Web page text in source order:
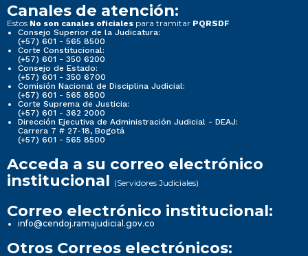
Canales de atención:
Estos No son canales oficiales para tramitar PQRSDF
Consejo Superior de la Judicatura:
(+57) 601 - 565 8500
Corte Constitucional:
(+57) 601 - 350 6200
Consejo de Estado:
(+57) 601 - 350 6700
Comisión Nacional de Disciplina Judicial:
(+57) 601 - 565 8500
Corte Suprema de Justicia:
(+57) 601 - 362 2000
Dirección Ejecutiva de Administración Judicial - DEAJ:
Carrera 7 # 27-18, Bogotá
(+57) 601 - 565 8500
Acceda a su correo electrónico
institucional (Servidores Judiciales)
Correo electrónico institucional:
info@cendoj.ramajudicial.gov.co
Otros Correos electrónicos: